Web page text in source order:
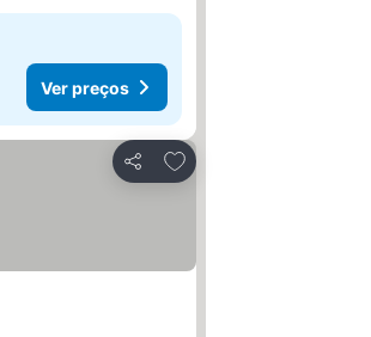
Ver preços
Partilhar
Adicionar aos favoritos